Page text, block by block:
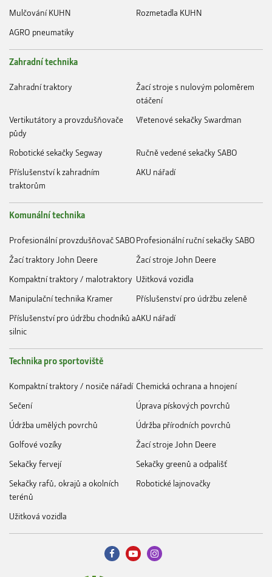
Mulčování KUHN
Rozmetadla KUHN
AGRO pneumatiky
Zahradní technika
Zahradní traktory
Žací stroje s nulovým poloměrem
otáčení
Vertikutátory a provzdušňovače
půdy
Vřetenové sekačky Swardman
Robotické sekačky Segway
Ručně vedené sekačky SABO
Příslušenství k zahradním
traktorům
AKU nářadí
Komunální technika
Profesionální provzdušňovač SABOProfesionální ruční sekačky SABO
Žací traktory John Deere
Žací stroje John Deere
Kompaktní traktory / malotraktory Užitková vozidla
Manipulační technika Kramer
Příslušenství pro údržbu zeleně
Příslušenství pro údržbu chodníků a
silnic
AKU nářadí
Technika pro sportoviště
Kompaktní traktory / nosiče nářadí Chemická ochrana a hnojení
Sečení
Úprava pískových povrchů
Údržba umělých povrchů
Údržba přírodních povrchů
Golfové vozíky
Žací stroje John Deere
Sekačky fervejí
Sekačky greenů a odpališť
Sekačky rafů, okrajů a okolních
terénů
Robotické lajnovačky
Užitková vozidla